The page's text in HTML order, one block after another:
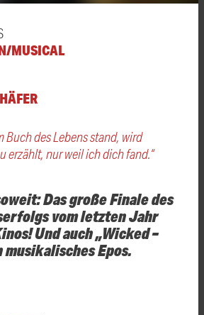
MUSICAL
Buch des Lebens stand, wird
erzählt, nur weil ich dich fand.“
Das große Finale des
vom letzten Jahr
Und auch „Wicked –
Epos.